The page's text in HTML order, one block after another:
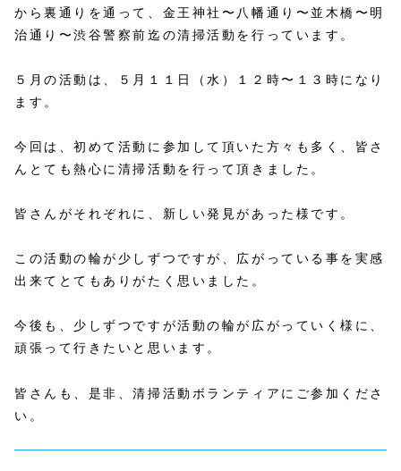
から裏通りを通って、金王神社〜八幡通り〜並木橋〜明
治通り〜渋谷警察前迄の清掃活動を行っています。
５月の活動は、５月１１日（水）１２時〜１３時になり
ます。
今回は、初めて活動に参加して頂いた方々も多く、皆さ
んとても熱心に清掃活動を行って頂きました。
皆さんがそれぞれに、新しい発見があった様です。
この活動の輪が少しずつですが、広がっている事を実感
出来てとてもありがたく思いました。
今後も、少しずつですが活動の輪が広がっていく様に、
頑張って行きたいと思います。
皆さんも、是非、清掃活動ボランティアにご参加くださ
い。